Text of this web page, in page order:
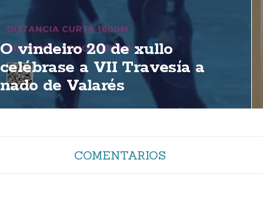
O vindeiro 20 de xullo
celébrase a VII Travesía a
nado de Valarés
COMENTARIOS